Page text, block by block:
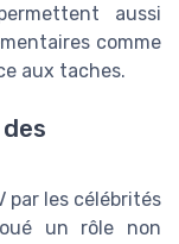
aussi
comme
aux taches.
par les célébrités
un rôle non